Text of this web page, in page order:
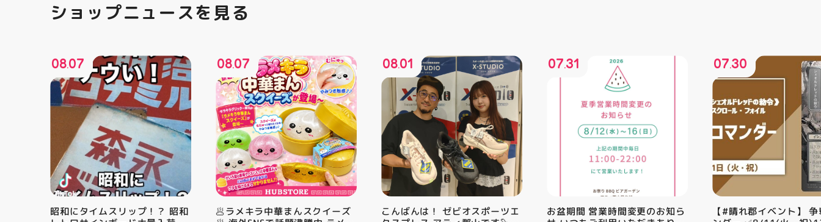
ショップニュースを見る
08.07
昭和にタイムスリップ！？ 昭和
08.07
🥟ラメキラ中華まんスクイーズ
08.01
こんばんは！ ゼビオスポーツエ
07.31
お盆期間 営業時間変更のお知ら
07.30
【#晴れ郡イベント】